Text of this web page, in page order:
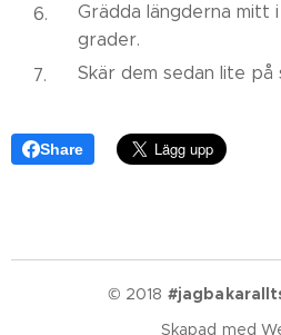
Grädda längderna mitt
grader.
Skär dem sedan lite på
Share
© 2018
Skapad med